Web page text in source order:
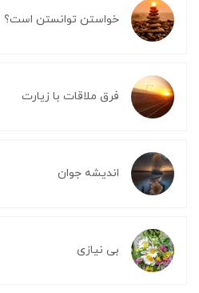
خواستن توانستن است؟
فرق ملاقات با زیارت
اندیشه جوان
بی نیازی